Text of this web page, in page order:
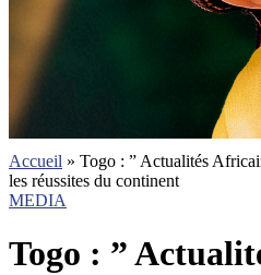
Accueil » Togo : ” Actualités
les réussites du continent
MEDIA
Togo : ”